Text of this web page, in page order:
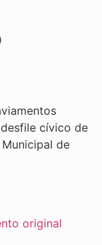
cívico de
de
original